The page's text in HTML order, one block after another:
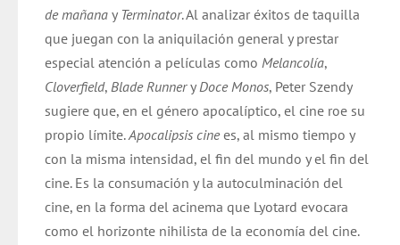
de mañana y Terminator. Al analizar éxitos de taquilla
que juegan con la aniquilación general y prestar
especial atención a películas como Melancolía,
Cloverfield, Blade RunneryDoce Monos, Peter Szendy
sugiere que, en el género apocalíptico, el cine roe su
propio límite.Apocalipsis cinees, al mismo tiempo y
con la misma intensidad, el fin del mundo y el fin del
cine. Es la consumación y la autoculminación del
cine, en la forma del acinema que Lyotard evocara
como el horizonte nihilista de la economía del cine.